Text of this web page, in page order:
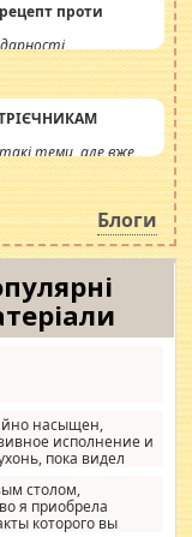
проти
теми, але вже
інсенуації
Штучно
Блоги
насыщен,
исполнение и
пока видел
и что главное -
удорожающих
столом,
я приобрела
которого вы